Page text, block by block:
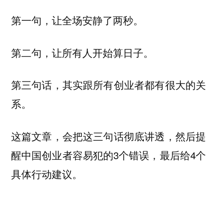
第一句，让全场安静了两秒。
第二句，让所有人开始算日子。
第三句话，其实跟所有创业者都有很大的关
系。
这篇文章，会把这三句话彻底讲透，然后提
醒中国创业者容易犯的3个错误，最后给4个
具体行动建议。